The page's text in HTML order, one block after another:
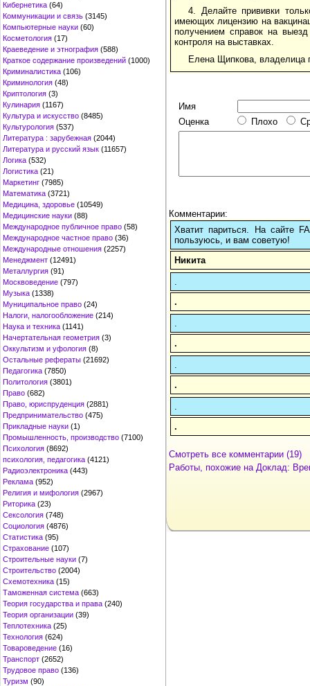
Кибернетика (64)
Коммуникации и связь (3145)
Компьютерные науки (60)
Косметология (17)
Краеведение и этнография (588)
Краткое содержание произведений (1000)
Криминалистика (106)
Криминология (48)
Криптология (3)
Кулинария (1167)
Культура и искусство (8485)
Культурология (537)
Литература : зарубежная (2044)
Литература и русский язык (11657)
Логика (532)
Логистика (21)
Маркетинг (7985)
Математика (3721)
Медицина, здоровье (10549)
Медицинские науки (88)
Международное публичное право (58)
Международное частное право (36)
Международные отношения (2257)
Менеджмент (12491)
Металлургия (91)
Москвоведение (797)
Музыка (1338)
Муниципальное право (24)
Налоги, налогообложение (214)
Наука и техника (1141)
Начертательная геометрия (3)
Оккультизм и уфология (8)
Остальные рефераты (21692)
Педагогика (7850)
Политология (3801)
Право (682)
Право, юриспруденция (2881)
Предпринимательство (475)
Прикладные науки (1)
Промышленность, производство (7100)
Психология (8692)
психология, педагогика (4121)
Радиоэлектроника (443)
Реклама (952)
Религия и мифология (2967)
Риторика (23)
Сексология (748)
Социология (4876)
Статистика (95)
Страхование (107)
Строительные науки (7)
Строительство (2004)
Схемотехника (15)
Таможенная система (663)
Теория государства и права (240)
Теория организации (39)
Теплотехника (25)
Технология (624)
Товароведение (16)
Транспорт (2652)
Трудовое право (136)
Туризм (90)
4. Делайте прививки
имеющих лицензию на
получением справок на
контроля на выставках.
Елена Щипкова, владелица
Имя
Оценка
Плохо
Комментарии:
Хватит париться. На сайте
пользуюсь, и вам советую!
Никита
.
.
.
.
Смотреть все комментарии (19)
Работы, похожие на Доклад: